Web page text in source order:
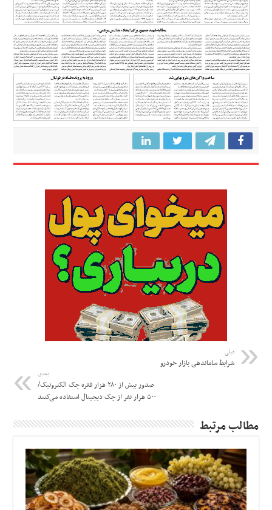
قبلی
شرایط ساماندهی بازار خودرو
بعدی
صدور بیش از ۲۸۰ هزار فقره چک الکترونیک/
۵۰۰ هزار نفر از چک دیجیتال استفاده می‌کنند
مطالب مرتبط